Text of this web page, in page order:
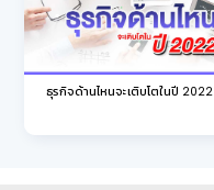
ธุรกิจด้านไหนจะเติบโตในปี 2022